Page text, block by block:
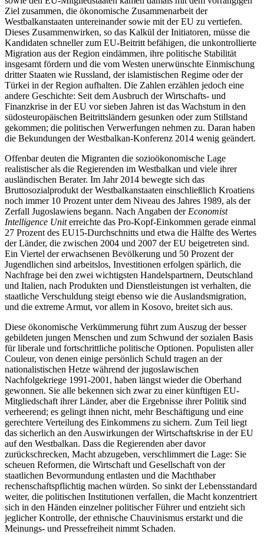
Ziel zusammen, die ökonomische Zusammenarbeit der
Westbalkanstaaten untereinander sowie mit der EU zu vertiefen.
Dieses Zusammenwirken, so das Kalkül der Initiatoren, müsse die
Kandidaten schneller zum EU-Beitritt befähigen, die unkontrollierte
Migration aus der Region eindämmen, ihre politische Stabilität
insgesamt fördern und die vom Westen unerwünschte Einmischung
dritter Staaten wie Russland, der islamistischen Regime oder der
Türkei in der Region aufhalten. Die Zahlen erzählen jedoch eine
andere Geschichte: Seit dem Ausbruch der Wirtschafts- und
Finanzkrise in der EU vor sieben Jahren ist das Wachstum in den
südosteuropäischen Beitrittsländern gesunken oder zum Stillstand
gekommen; die politischen Verwerfungen nehmen zu. Daran haben
die Bekundungen der Westbalkan-Konferenz 2014 wenig geändert.
Offenbar deuten die Migranten die sozioökonomische Lage
realistischer als die Regierenden im Westbalkan und viele ihrer
ausländischen Berater. Im Jahr 2014 bewegte sich das
Bruttosozialprodukt der Westbalkanstaaten einschließlich Kroatiens
noch immer 10 Prozent unter dem Niveau des Jahres 1989, als der
Zerfall Jugoslawiens begann. Nach Angaben der Economist
Intelligence Uniterreichte das Pro-Kopf-Einkommen gerade einmal
27 Prozent des EU15-Durchschnitts und etwa die Hälfte des Wertes
der Länder, die zwischen 2004 und 2007 der EU beigetreten sind.
Ein Viertel der erwachsenen Bevölkerung und 50 Prozent der
Jugendlichen sind arbeitslos, Investitionen erfolgen spärlich, die
Nachfrage bei den zwei wichtigsten Handelspartnern, Deutschland
und Italien, nach Produkten und Dienstleistungen ist verhalten, die
staatliche Verschuldung steigt ebenso wie die Auslandsmigration,
und die extreme Armut, vor allem in Kosovo, breitet sich aus.
Diese ökonomische Verkümmerung führt zum Auszug der besser
gebildeten jungen Menschen und zum Schwund der sozialen Basis
für liberale und fortschrittliche politische Optionen. Populisten aller
Couleur, von denen einige persönlich Schuld tragen an der
nationalistischen Hetze während der jugoslawischen
Nachfolgekriege 1991-2001, haben längst wieder die Oberhand
gewonnen. Sie alle bekennen sich zwar zu einer künftigen EU-
Mitgliedschaft ihrer Länder, aber die Ergebnisse ihrer Politik sind
verheerend; es gelingt ihnen nicht, mehr Beschäftigung und eine
gerechtere Verteilung des Einkommens zu sichern. Zum Teil liegt
das sicherlich an den Auswirkungen der Wirtschaftskrise in der EU
auf den Westbalkan. Dass die Regierenden aber davor
zurückschrecken, Macht abzugeben, verschlimmert die Lage: Sie
scheuen Reformen, die Wirtschaft und Gesellschaft von der
staatlichen Bevormundung entlasten und die Machthaber
rechenschaftspflichtig machen würden. So sinkt der Lebensstandard
weiter, die politischen Institutionen verfallen, die Macht konzentriert
sich in den Händen einzelner politischer Führer und entzieht sich
jeglicher Kontrolle, der ethnische Chauvinismus erstarkt und die
Meinungs- und Pressefreiheit nimmt Schaden.